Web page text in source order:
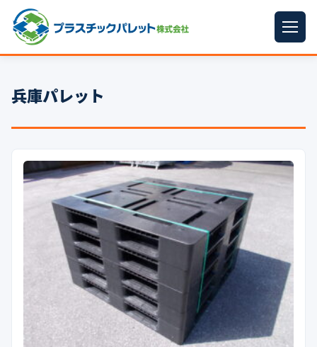
パレットサイズ
プラパレット ▼
コンテナ ▼
中古パレット
イラン情勢まとめ
公式ブログ
兵庫パレット